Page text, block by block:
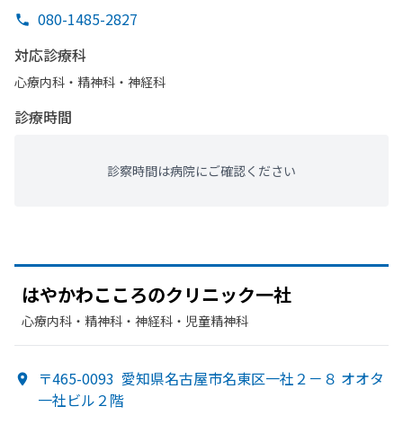
080-1485-2827
対応診療科
心療内科・​精神科・神経科
診療時間
診察時間は病院にご確認ください
はやかわこころのクリニック一社
心療内科・​精神科・神経科・​児童精神科
〒465-0093 愛知県名古屋市名東区一社２－８ オオタ
一社ビル２階